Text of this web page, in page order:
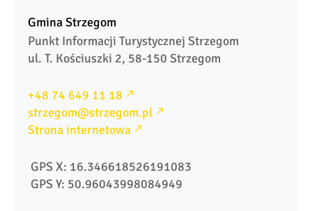
Gmina Strzegom
Punkt Informacji Turystycznej Strzegom
+48 74 649 11 18
strzegom@strzegom.pl
Strona internetowa
GPS X: 16.346618526191083
GPS Y: 50.96043998084949